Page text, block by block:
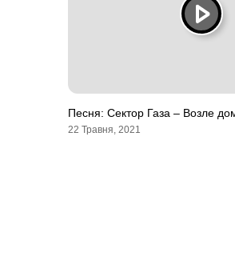
Песня: Сектор Газа – Возле
22 Травня, 2021